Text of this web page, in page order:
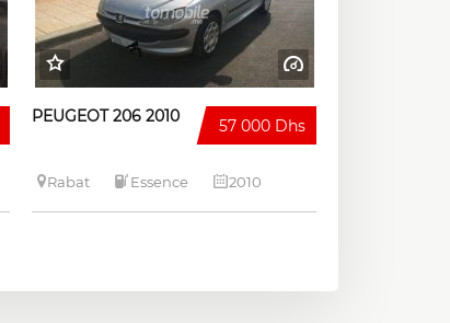
57 000 Dhs
PEUGEOT 206 2010
Rabat Essence 2010